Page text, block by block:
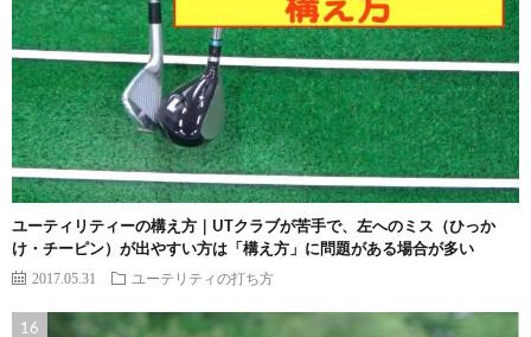
ユーティリティーの構え方｜UTクラブが苦手で、左へのミス（ひっか
け・チーピン）が出やすい方は「構え方」に問題がある場合が多い
2017.05.31 ユーテリティの打ち方